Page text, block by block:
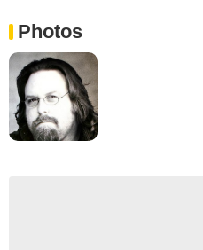
Photos